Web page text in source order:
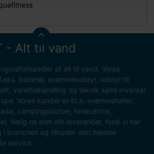
- Alt til vand
af alt til vand. Vores
badetøj, svømmeudstyr, udstyr til
vandbehandling og teknik samt inventar
Vores kunder er bl.a. svømmehaller,
campingpladser, feriecentre,
Vælg os som din leverandør, fordi vi har
i branchen og tilbyder den højeste
service.